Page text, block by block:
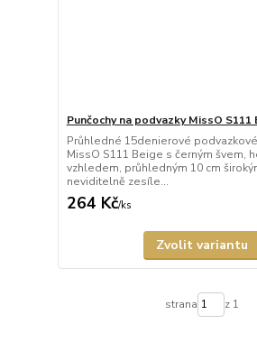
Punčochy na podvazky MissO S111
Průhledné 15denierové
MissO S111 Beige s černým švem,
vzhledem, průhledným 10 cm
neviditelně zesíle...
264 Kč/ks
Zvolit variantu
strana z 1